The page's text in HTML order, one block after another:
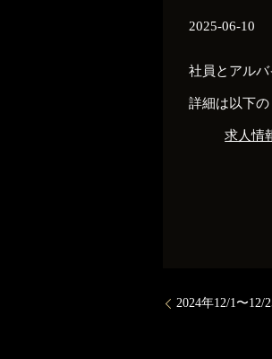
2025-06-10
社員とアルバ
詳細は以下の
求人情
2024年12/1〜